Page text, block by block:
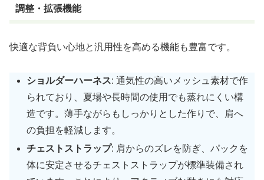
調整・拡張機能
快適な背負い心地と汎用性を高める機能も豊富です。
ショルダーハーネス: 通気性の高いメッシュ素材で作
られており、夏場や長時間の使用でも蒸れにくい構
造です。薄手ながらもしっかりとした作りで、肩へ
の負担を軽減します。
チェストストラップ: 肩からのズレを防ぎ、パックを
体に安定させるチェストストラップが標準装備され